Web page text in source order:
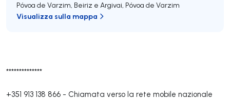
**************
+351 913 138 866 - Chiamata verso la rete mobile nazionale
Póvoa de Varzim, Beiriz e Argivai, Póvoa de Varzim
Visualizza sulla mappa